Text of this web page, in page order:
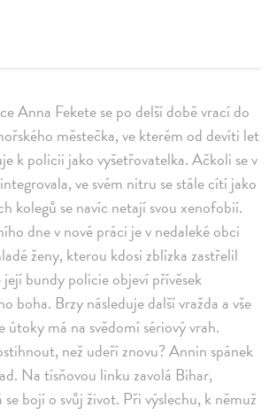
Anna Fekete se po delší době vrací do
městečka, ve kterém od devíti let
k policii jako vyšetřovatelka. Ačkoli se v
ve svém nitru se stále cítí jako
kolegů se navíc netají svou xenofobií.
dne v nové práci je v nedaleké obci
ženy, kterou kdosi zblízka zastřelil
bundy policie objeví přívěsek
boha. Brzy následuje další vražda a vše
útoky má na svědomí sériový vrah.
než udeří znovu? Annin spánek
Na tísňovou linku zavolá Bihar,
bojí o svůj život. Při výslechu, k němuž